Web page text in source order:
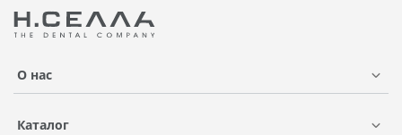
О нас
Каталог